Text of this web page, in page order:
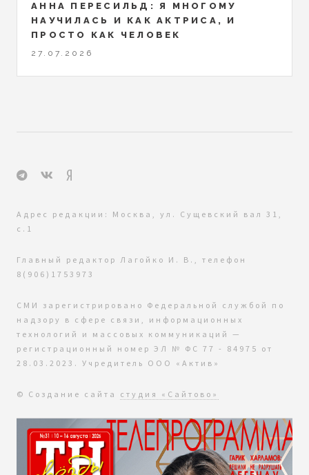
АННА ПЕРЕСИЛЬД: Я МНОГОМУ
НАУЧИЛАСЬ И КАК АКТРИСА, И
ПРОСТО КАК ЧЕЛОВЕК
27.07.2026
Адрес редакции: Москва, ул. Сущевский вал 31,
с.1
Главный редактор Лагойко И. В., телефон
8(906)1753973
СМИ зарегистрировано Федеральной службой по
надзору в сфере связи, информационных
технологий и массовых коммуникаций —
регистрационный номер ЭЛ № ФС 77 - 84975 от
28.03.2023. Учредитель ООО «Актив»
© Создание сайта студия «Сайтово»